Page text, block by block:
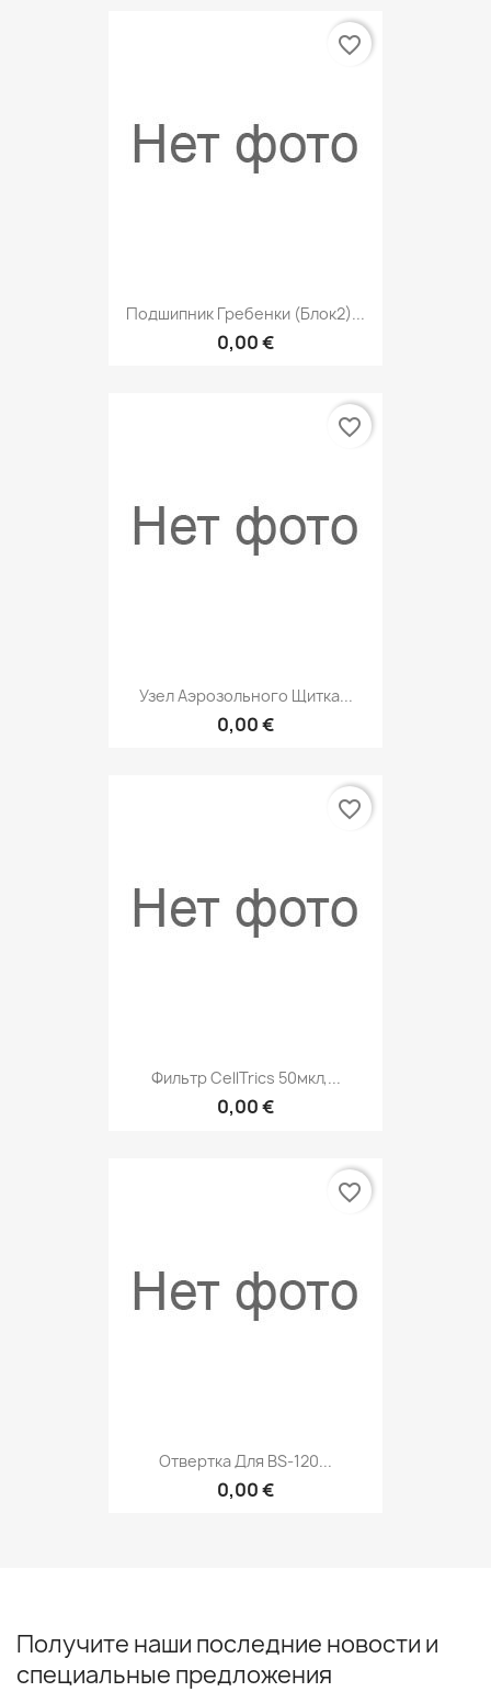
Подшипник Гребенки (Блок2)...
0,00 €
favorite_border
Узел Аэрозольного Щитка...
0,00 €
favorite_border
Фильтр CellTrics 50мкл,...
0,00 €
favorite_border
Отвертка Для BS-120...
0,00 €
favorite_border
Получите наши последние новости и
специальные предложения